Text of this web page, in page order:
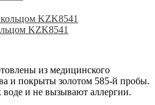
KZK8541
из медицинского
и покрыты золотом 585-й пробы.
и не вызывают аллергии.